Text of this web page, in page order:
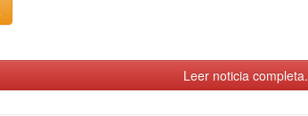
Leer noticia completa.